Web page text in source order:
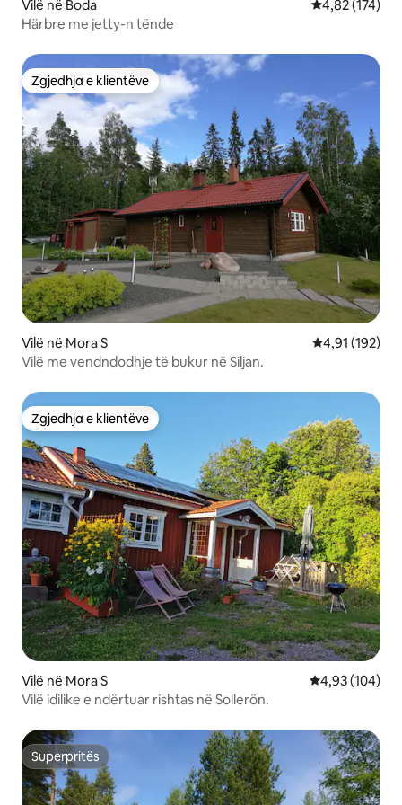
Vilë në Boda Vlerësimi
4,82 (174)
Härbre me jetty-n tënde
Zgjedhja e klientëve
Zgjedhja e klientëve
Vilë në Mora S Vlerësimi
4,91 (192)
Vilë me vendndodhje të bukur në Siljan.
Zgjedhja e klientëve
Zgjedhja e klientëve
Vilë në Mora S Vlerësimi
4,93 (104)
Vilë idilike e ndërtuar rishtas në Sollerön.
Superpritës
Superpritës